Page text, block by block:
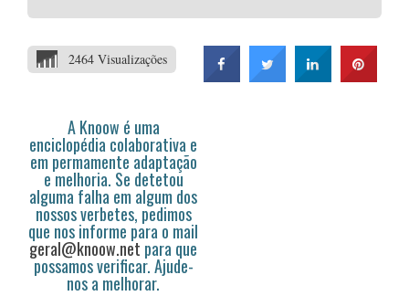
2464 Visualizações
A Knoow é uma
enciclopédia colaborativa e
em permamente adaptação
e melhoria. Se detetou
alguma falha em algum dos
nossos verbetes, pedimos
que nos informe para o mail
geral@knoow.net para que
possamos verificar. Ajude-
nos a melhorar.